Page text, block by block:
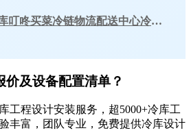
17000m³生鲜电商冷库叮咚买菜冷链物流配送中心冷库工程建造方案
价及设备配置清单？
工程设计安装服务，超5000+冷库工
丰富，团队专业，免费提供冷库设计